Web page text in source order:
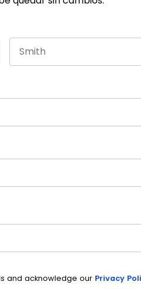
and acknowledge our Privacy